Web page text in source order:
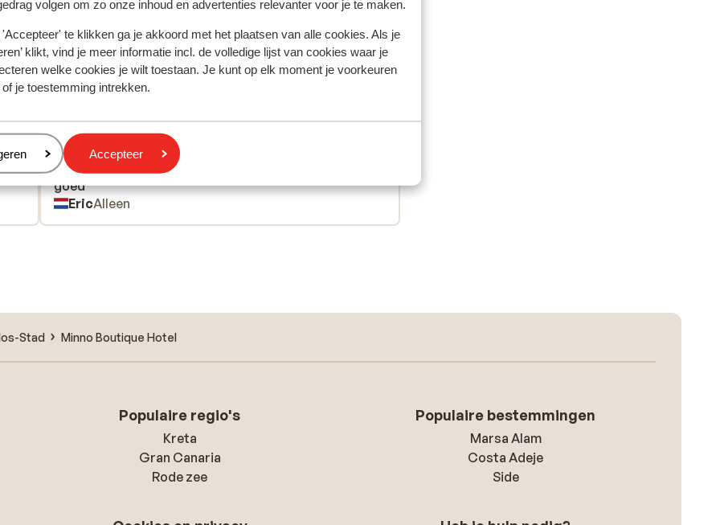
volgen om zo onze inhoud en advertenties relevanter voor je te maken.
'Accepteer' te klikken ga je akkoord met het plaatsen van alle cookies. Als je
klikt, vind je meer informatie incl. de volledige lijst van cookies waar je
welke cookies je wilt toestaan. Je kunt op elk moment je voorkeuren
je toestemming intrekken.
Accepteer
met ons product eerlijk weergeven.
9.0 Fantastisch
Mooie accommodatie, gunstig gelegen, ontbijt erg
goed
Mooie accommodatie, gunstig gelegen, ontbijt erg
goed
EricAlleen
Stad Minno Boutique Hotel
Populaire regio's
Kreta
Gran Canaria
Rode zee
Populaire bestemmingen
Marsa Alam
Costa Adeje
Side